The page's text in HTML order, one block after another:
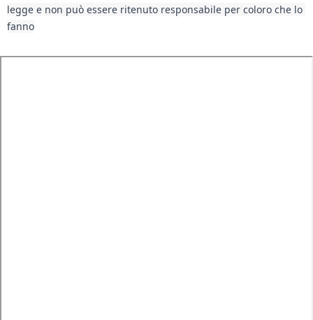
legge e non può essere ritenuto responsabile per coloro che lo
fanno